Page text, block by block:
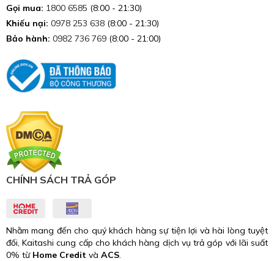
Gọi mua: 1800 6585 (8:00 - 21:30)
Khiếu nại: 0978 253 638 (8:00 - 21:30)
Bảo hành: 0982 736 769 (8:00 - 21:00)
CHÍNH SÁCH TRẢ GÓP
Nhằm mang đến cho quý khách hàng sự tiện lợi và hài lòng tuyệt
đối, Kaitashi cung cấp cho khách hàng dịch vụ trả góp với lãi suất
0% từ Home Credit và ACS.